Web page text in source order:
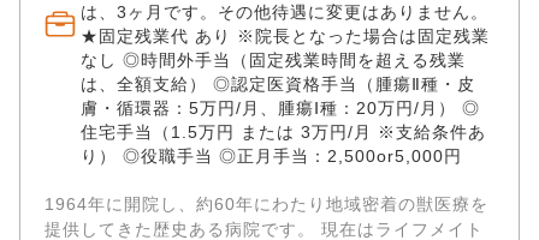
は、3ヶ月です。その他待遇に変更はありません。
★固定残業代 あり ※院長となった場合は固定残業
なし ◎時間外手当（固定残業時間を超える残業
は、全額支給） ◎認定医資格手当（腫瘍Ⅱ種・皮
膚・循環器：5万円/月、腫瘍Ⅰ種：20万円/月） ◎
住宅手当（1.5万円 または 3万円/月 ※支給条件あ
り） ◎役職手当 ◎正月手当：2,500or5,000円
1964年に開院し、約60年にわたり地域密着の獣医療を
提供してきた歴史ある病院です。 現在はライフメイト